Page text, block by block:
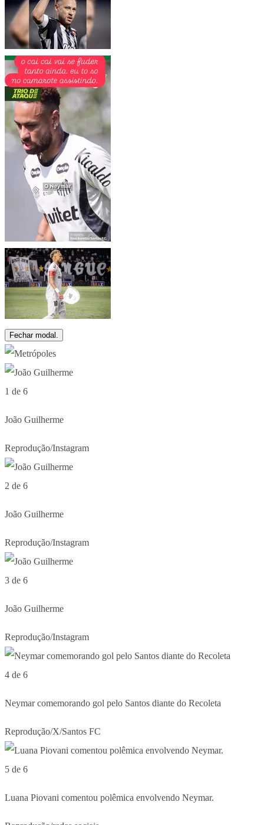
Fechar modal.
1 de 6
João Guilherme
Reprodução/Instagram
2 de 6
João Guilherme
Reprodução/Instagram
3 de 6
João Guilherme
Reprodução/Instagram
4 de 6
Neymar comemorando gol pelo Santos diante do Recoleta
Reprodução/X/Santos FC
5 de 6
Luana Piovani comentou polêmica envolvendo Neymar.